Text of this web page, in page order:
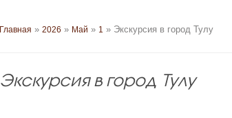
Главная » 2026 » Май » 1 » Экскурсия в город Тулу
Экскурсия в город Тулу